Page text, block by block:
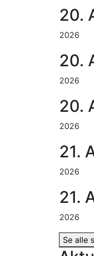
20.
2026
20.
2026
20.
2026
21.
2026
21.
2026
Se alle